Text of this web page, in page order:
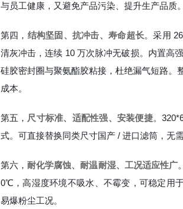
与员工健康，又避免产品污染、提升生产品质。
第四， 结构坚固、抗冲击、寿命超长。采用
清灰冲击，连续 10 万次脉冲无破损。内置高
硅胶密封圈与聚氨酯胶粘接，杜绝漏气短路。
成本。
第五， 尺寸标准、适配性强、安装便捷。
式。可直接替换同类尺寸国产 / 进口滤筒，无
第六， 耐化学腐蚀、耐温耐湿、工况适应性广
0℃，高湿度环境不吸水、不霉变，可稳定用
易爆粉尘工况。